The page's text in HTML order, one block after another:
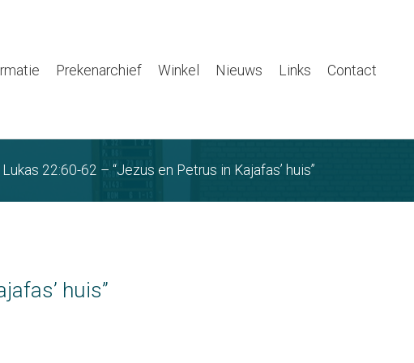
Prekenarchief Winkel Nieuws Links Contact
Lukas 22:60-62 – “Jezus en Petrus in Kajafas’ huis”
huis”